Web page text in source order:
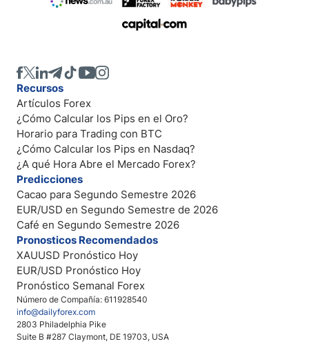
Número de Compañía: 611928540
info@dailyforex.com
2803 Philadelphia Pike
Suite B #287 Claymont, DE 19703, USA
Recursos
Artículos Forex
¿Cómo Calcular los Pips en el Oro?
Horario para Trading con BTC
¿Cómo Calcular los Pips en Nasdaq?
¿A qué Hora Abre el Mercado Forex?
Predicciones
Cacao para Segundo Semestre 2026
EUR/USD en Segundo Semestre de 2026
Café en Segundo Semestre 2026
Pronosticos Recomendados
XAUUSD Pronóstico Hoy
EUR/USD Pronóstico Hoy
Pronóstico Semanal Forex